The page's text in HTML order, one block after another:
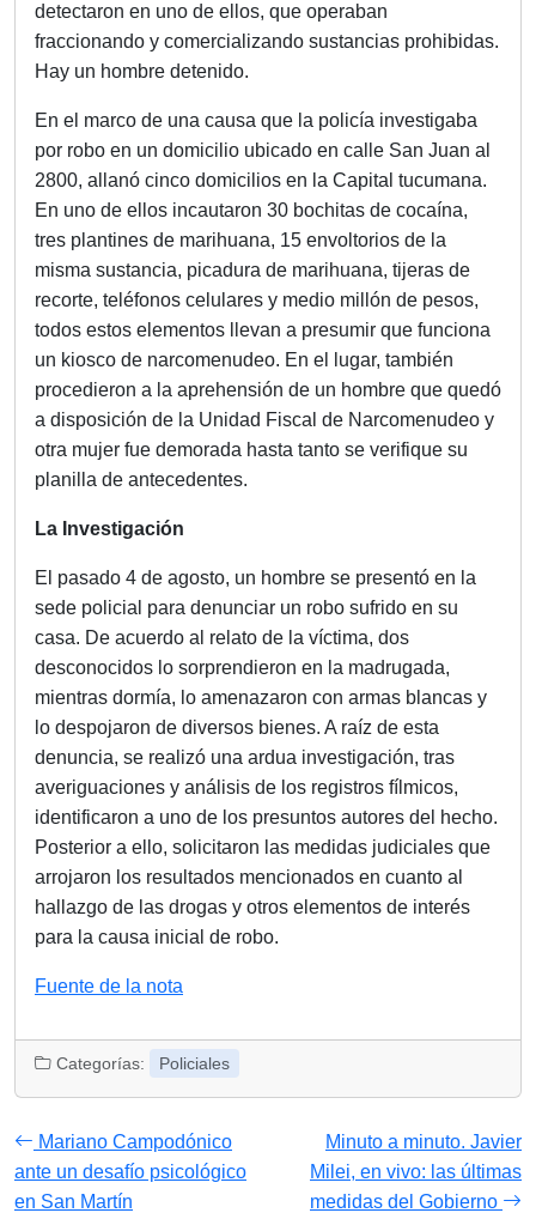
detectaron en uno de ellos, que operaban
fraccionando y comercializando sustancias prohibidas.
Hay un hombre detenido.
En el marco de una causa que la policía investigaba
por robo en un domicilio ubicado en calle San Juan al
2800, allanó cinco domicilios en la Capital tucumana.
En uno de ellos incautaron 30 bochitas de cocaína,
tres plantines de marihuana, 15 envoltorios de la
misma sustancia, picadura de marihuana, tijeras de
recorte, teléfonos celulares y medio millón de pesos,
todos estos elementos llevan a presumir que funciona
un kiosco de narcomenudeo. En el lugar, también
procedieron a la aprehensión de un hombre que quedó
a disposición de la Unidad Fiscal de Narcomenudeo y
otra mujer fue demorada hasta tanto se verifique su
planilla de antecedentes.
La Investigación
El pasado 4 de agosto, un hombre se presentó en la
sede policial para denunciar un robo sufrido en su
casa. De acuerdo al relato de la víctima, dos
desconocidos lo sorprendieron en la madrugada,
mientras dormía, lo amenazaron con armas blancas y
lo despojaron de diversos bienes. A raíz de esta
denuncia, se realizó una ardua investigación, tras
averiguaciones y análisis de los registros fílmicos,
identificaron a uno de los presuntos autores del hecho.
Posterior a ello, solicitaron las medidas judiciales que
arrojaron los resultados mencionados en cuanto al
hallazgo de las drogas y otros elementos de interés
para la causa inicial de robo.
Navegación
entradas
Fuente de la nota
Categorías: Policiales
Mariano Campodónico
ante un desafío psicológico
en San Martín
Minuto a minuto. Javier
Milei, en vivo: las últimas
medidas del Gobierno